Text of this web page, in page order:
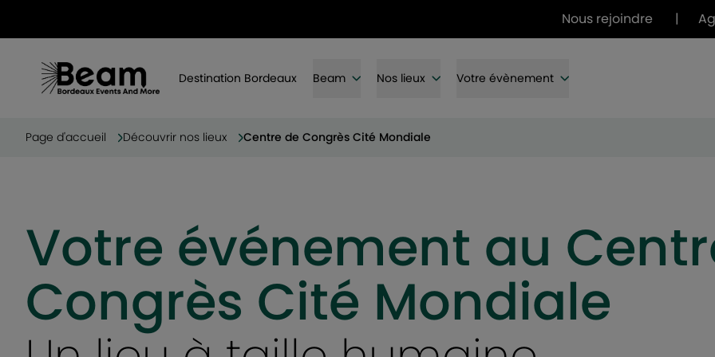
Nous rejoindre |
Destination Bordeaux Beam Nos lieux Votre évènement
Page d'accueil Découvrir nos lieux Centre de Congrès Cité Mondiale
Votre événement au
Congrès Cité Mondiale